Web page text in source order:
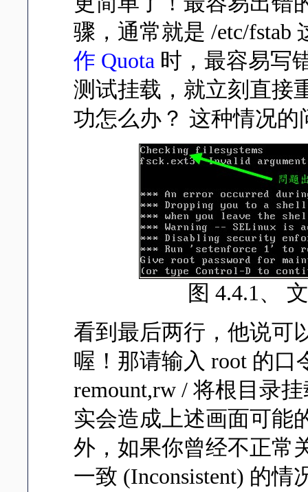
骤，通常就是 /etc/fstab
作 Quota 时，最容易写
测试挂载，就立刻直接
功怎么办？ 这种情况
图 4.4.1、
看到最后两行，他说可
喔！那请输入 root 的口
remount,rw / 将根目录
实会造成上述画面可能
外，如果你曾经不正常
一致 (Inconsistent) 的